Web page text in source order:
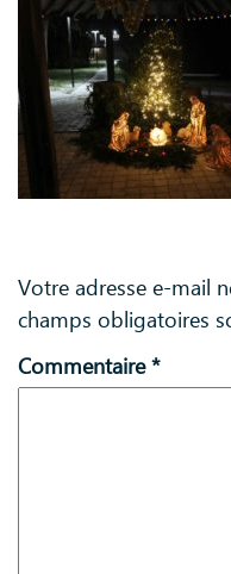
Votre adresse e-mail
champs obligatoires
Commentaire*